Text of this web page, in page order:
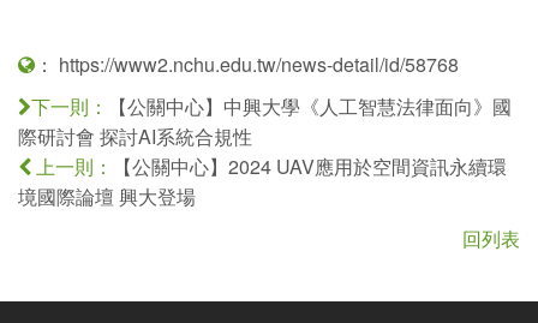
： https://www2.nchu.edu.tw/news-detail/id/58768
下一則：
【公關中心】中興大學《人工智慧法律面向》國
際研討會 探討AI系統合規性
上一則：
【公關中心】2024 UAV應用於空間資訊永續環
境國際論壇 興大登場
回列表